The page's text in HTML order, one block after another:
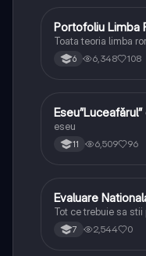
Limba și literatura
Portofoliu Limba
Toata teoria limba
6 6,348 108
Limba și literatura
eseu
11 6,509 96
Limba și literatura
Evaluare
Tot ce trebuie sa stii
7 2,544 0